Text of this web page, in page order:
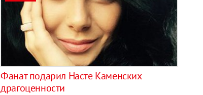
Фанат подарил Насте Каменских
драгоценности